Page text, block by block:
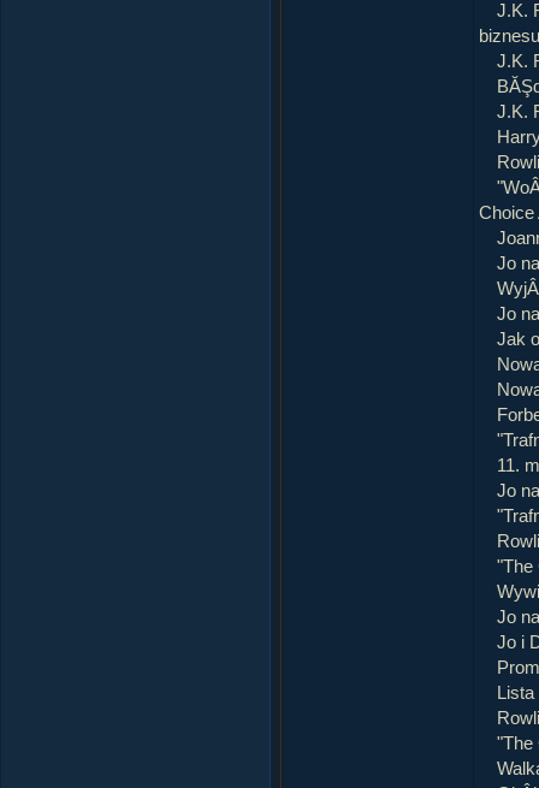
J.K.
biznesu
J.K.
J.K.
Choice
Jo
Jo
Jak
11.
Jo
"The
Jo
Jo i
"The